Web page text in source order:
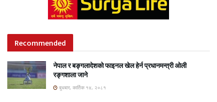
Recommended
नेपाल र बङ्गलादेशको फाइनल खेल हेर्न प्रधानमन्त्री ओली
रङ्गशाला जाने
बुधबार, कार्तिक १४, २०८१